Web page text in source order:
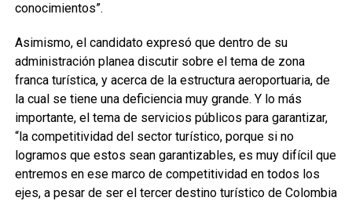
conocimientos”.
Asimismo, el candidato expresó que dentro de su
administración planea discutir sobre el tema de zona
franca turística, y acerca de la estructura aeroportuaria, de
la cual se tiene una deficiencia muy grande. Y lo más
importante, el tema de servicios públicos para garantizar,
“la competitividad del sector turístico, porque si no
logramos que estos sean garantizables, es muy difícil que
entremos en ese marco de competitividad en todos los
ejes, a pesar de ser el tercer destino turístico de Colombia